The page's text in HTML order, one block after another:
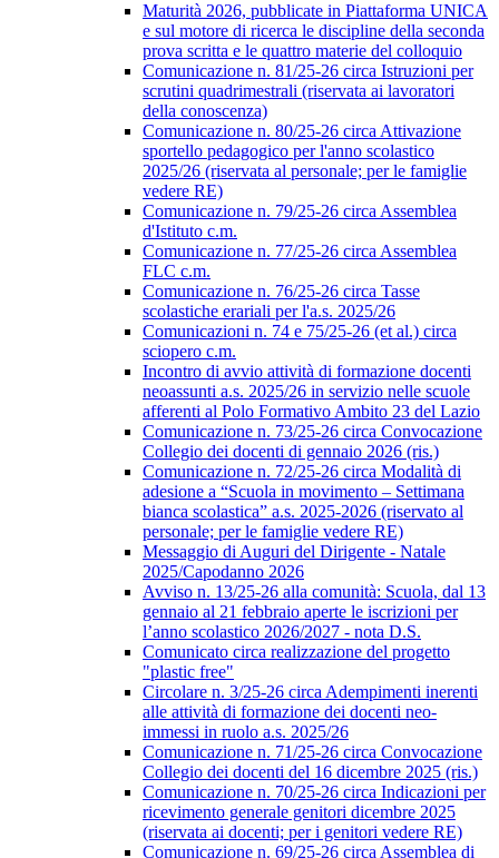
Maturità 2026, pubblicate in Piattaforma UNICA
e sul motore di ricerca le discipline della seconda
prova scritta e le quattro materie del colloquio
Comunicazione n. 81/25-26 circa Istruzioni per
scrutini quadrimestrali (riservata ai lavoratori
della conoscenza)
Comunicazione n. 80/25-26 circa Attivazione
sportello pedagogico per l'anno scolastico
2025/26 (riservata al personale; per le famiglie
vedere RE)
Comunicazione n. 79/25-26 circa Assemblea
d'Istituto c.m.
Comunicazione n. 77/25-26 circa Assemblea
FLC c.m.
Comunicazione n. 76/25-26 circa Tasse
scolastiche erariali per l'a.s. 2025/26
Comunicazioni n. 74 e 75/25-26 (et al.) circa
sciopero c.m.
Incontro di avvio attività di formazione docenti
neoassunti a.s. 2025/26 in servizio nelle scuole
afferenti al Polo Formativo Ambito 23 del Lazio
Comunicazione n. 73/25-26 circa Convocazione
Collegio dei docenti di gennaio 2026 (ris.)
Comunicazione n. 72/25-26 circa Modalità di
adesione a “Scuola in movimento – Settimana
bianca scolastica” a.s. 2025-2026 (riservato al
personale; per le famiglie vedere RE)
Messaggio di Auguri del Dirigente - Natale
2025/Capodanno 2026
Avviso n. 13/25-26 alla comunità: Scuola, dal 13
gennaio al 21 febbraio aperte le iscrizioni per
l’anno scolastico 2026/2027 - nota D.S.
Comunicato circa realizzazione del progetto
"plastic free"
Circolare n. 3/25-26 circa Adempimenti inerenti
alle attività di formazione dei docenti neo-
immessi in ruolo a.s. 2025/26
Comunicazione n. 71/25-26 circa Convocazione
Collegio dei docenti del 16 dicembre 2025 (ris.)
Comunicazione n. 70/25-26 circa Indicazioni per
ricevimento generale genitori dicembre 2025
(riservata ai docenti; per i genitori vedere RE)
Comunicazione n. 69/25-26 circa Assemblea di